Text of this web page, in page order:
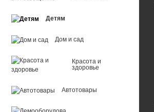
Детям
Дом и сад
Красота и
здоровье
Автотовары